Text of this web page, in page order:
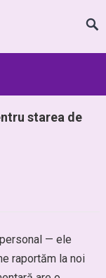
starea de
— ele
raportăm la noi